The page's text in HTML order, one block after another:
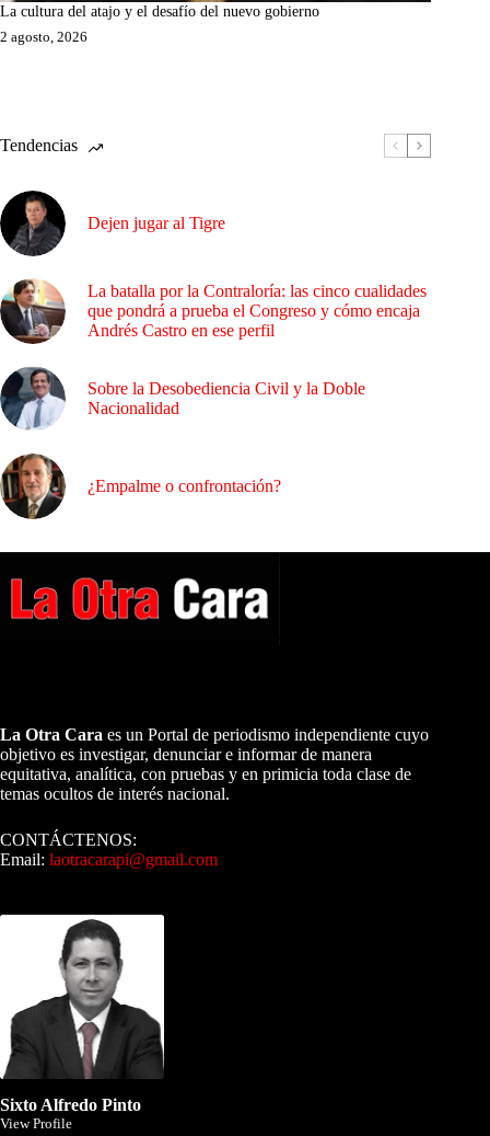
La cultura del atajo y el desafío del nuevo gobierno
2 agosto, 2026
Tendencias
Dejen jugar al Tigre
La batalla por la Contraloría: las cinco cualidades
que pondrá a prueba el Congreso y cómo encaja
Andrés Castro en ese perfil
Sobre la Desobediencia Civil y la Doble
Nacionalidad
¿Empalme o confrontación?
La Otra Cara es un Portal de periodismo independiente cuyo
objetivo es investigar, denunciar e informar de manera
equitativa, analítica, con pruebas y en primicia toda clase de
temas ocultos de interés nacional.
CONTÁCTENOS:
Email: laotracarapi@gmail.com
Sixto Alfredo Pinto
View Profile